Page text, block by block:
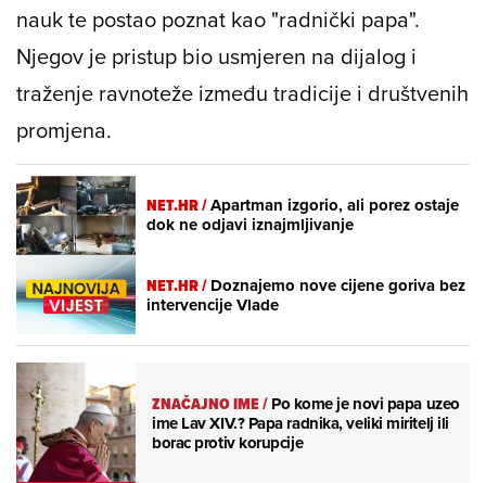
nauk te postao poznat kao "radnički papa".
Njegov je pristup bio usmjeren na dijalog i
traženje ravnoteže između tradicije i društvenih
promjena.
NET.HR /Apartman izgorio, ali porez ostaje
dok ne odjavi iznajmljivanje
NET.HR /Doznajemo nove cijene goriva bez
intervencije Vlade
ZNAČAJNO IME/Po kome je novi papa uzeo
ime Lav XIV.? Papa radnika, veliki miritelj ili
borac protiv korupcije